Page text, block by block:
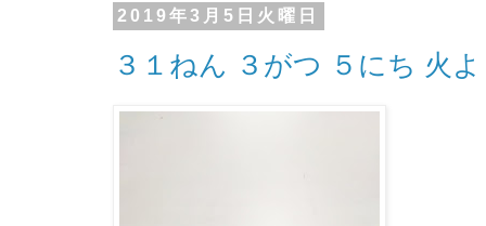
2019年3月5日火曜日
３１ねん ３がつ ５にち 火